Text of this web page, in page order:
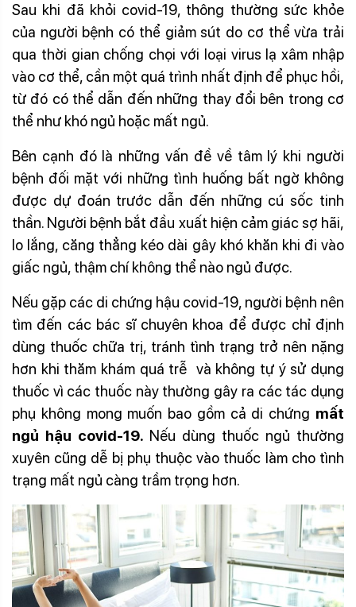
Sau khi đã khỏi covid-19, thông thường sức khỏe
của người bệnh có thể giảm sút do cơ thể vừa trải
qua thời gian chống chọi với loại virus lạ xâm nhập
vào cơ thể, cần một quá trình nhất định để phục hồi,
từ đó có thể dẫn đến những thay đổi bên trong cơ
thể như khó ngủ hoặc mất ngủ.
Bên cạnh đó là những vấn đề về tâm lý khi người
bệnh đối mặt với những tình huống bất ngờ không
được dự đoán trước dẫn đến những cú sốc tinh
thần. Người bệnh bắt đầu xuất hiện cảm giác sợ hãi,
lo lắng, căng thẳng kéo dài gây khó khăn khi đi vào
giấc ngủ, thậm chí không thể nào ngủ được.
Nếu gặp các di chứng hậu covid-19, người bệnh nên
tìm đến các bác sĩ chuyên khoa để được chỉ định
dùng thuốc chữa trị, tránh tình trạng trở nên nặng
hơn khi thăm khám quá trễ và không tự ý sử dụng
thuốc vì các thuốc này thường gây ra các tác dụng
phụ không mong muốn bao gồm cả di chứng mất
ngủ hậu covid-19. Nếu dùng thuốc ngủ thường
xuyên cũng dễ bị phụ thuộc vào thuốc làm cho tình
trạng mất ngủ càng trầm trọng hơn.